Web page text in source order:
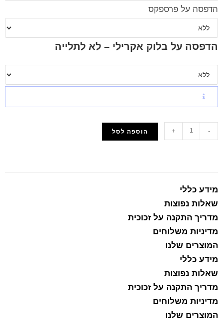
הדפסה על פרספקס
הדפסה על בלוק אקרילי – לא לתלייה
-
+ הוספה לסל
מידע כללי
שאלות נפוצות
מדריך התקנה על זכוכית
מדיניות משלוחים
המוצרים שלנו
מידע כללי
שאלות נפוצות
מדריך התקנה על זכוכית
מדיניות משלוחים
המוצרים שלנו